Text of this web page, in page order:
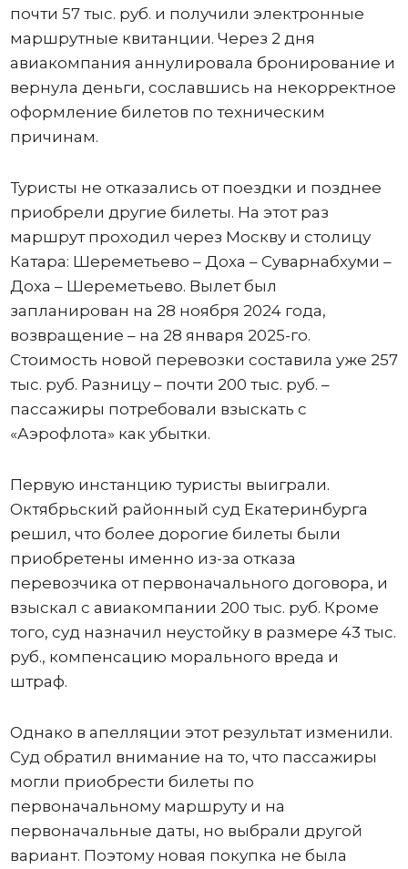
почти 57 тыс. руб. и получили электронные
маршрутные квитанции. Через 2 дня
авиакомпания аннулировала бронирование и
вернула деньги, сославшись на некорректное
оформление билетов по техническим
причинам.
Туристы не отказались от поездки и позднее
приобрели другие билеты. На этот раз
маршрут проходил через Москву и столицу
Катара: Шереметьево – Доха – Суварнабхуми –
Доха – Шереметьево. Вылет был
запланирован на 28 ноября 2024 года,
возвращение – на 28 января 2025-го.
Стоимость новой перевозки составила уже 257
тыс. руб. Разницу – почти 200 тыс. руб. –
пассажиры потребовали взыскать с
«Аэрофлота» как убытки.
Первую инстанцию туристы выиграли.
Октябрьский районный суд Екатеринбурга
решил, что более дорогие билеты были
приобретены именно из-за отказа
перевозчика от первоначального договора, и
взыскал с авиакомпании 200 тыс. руб. Кроме
того, суд назначил неустойку в размере 43 тыс.
руб., компенсацию морального вреда и
штраф.
Однако в апелляции этот результат изменили.
Суд обратил внимание на то, что пассажиры
могли приобрести билеты по
первоначальному маршруту и на
первоначальные даты, но выбрали другой
вариант. Поэтому новая покупка не была